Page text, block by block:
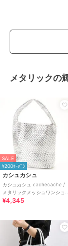
メタリックの
SALE
¥200ｸｰﾎﾟﾝ
カシュカシュ
カシュカシュ cachecache /
メタリックメッシュワンショ
ルダー
¥4,345